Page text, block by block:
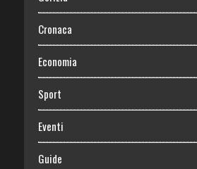
Cronaca
Economia
Sport
Eventi
Guide